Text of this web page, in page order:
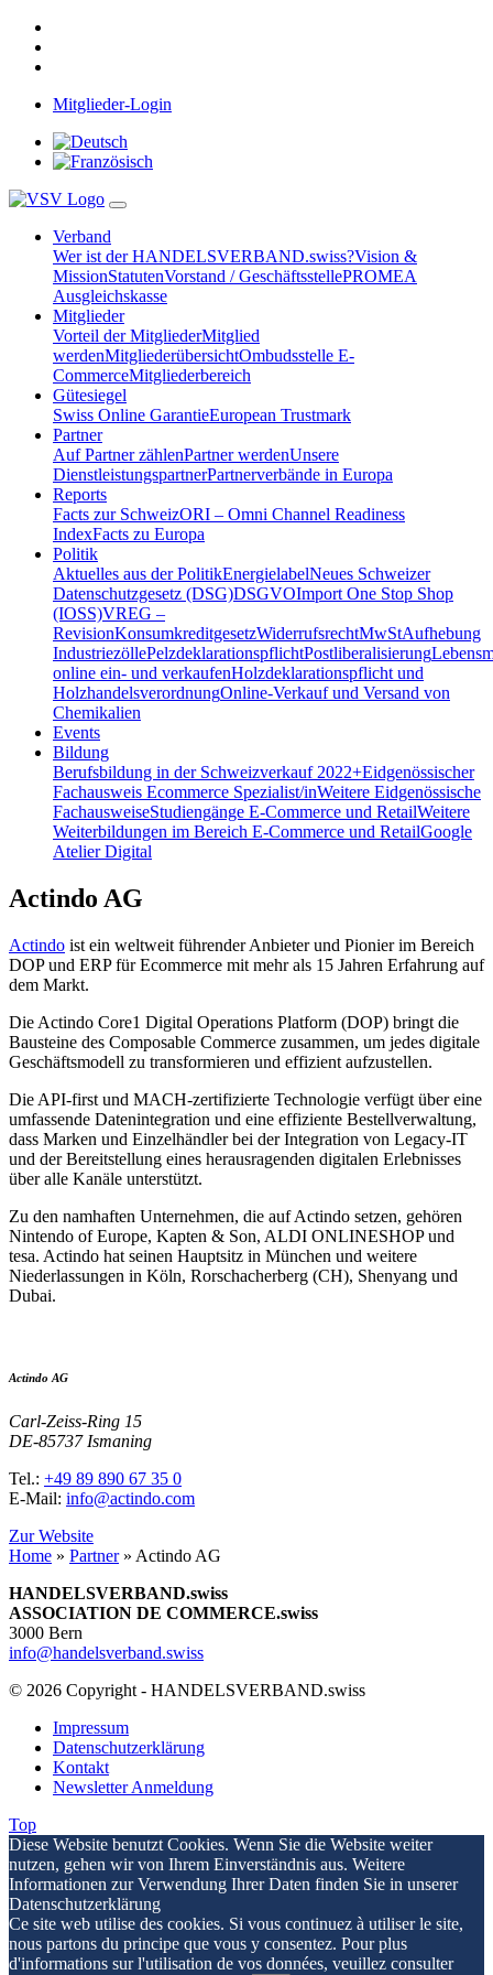
Mitglieder-Login
Verband
Wer ist der HANDELSVERBAND.swiss?Vision &
MissionStatutenVorstand / GeschäftsstellePROMEA
Ausgleichskasse
Mitglieder
Vorteil der MitgliederMitglied
werdenMitgliederübersichtOmbudsstelle E-
CommerceMitgliederbereich
Gütesiegel
Swiss Online GarantieEuropean Trustmark
Partner
Auf Partner zählenPartner werdenUnsere
DienstleistungspartnerPartnerverbände in Europa
Reports
Facts zur SchweizORI – Omni Channel Readiness
IndexFacts zu Europa
Politik
Aktuelles aus der PolitikEnergielabelNeues Schweizer
Datenschutzgesetz (DSG)DSGVOImport One Stop Shop
(IOSS)VREG –
RevisionKonsumkreditgesetzWiderrufsrechtMwStAufhebung
IndustriezöllePelzdeklarationspflichtPostliberalisierung
online ein- und verkaufenHolzdeklarationspflicht und
HolzhandelsverordnungOnline-Verkauf und Versand von
Chemikalien
Events
Bildung
Berufsbildung in der Schweizverkauf 2022+Eidgenössischer
Fachausweis Ecommerce Spezialist/inWeitere Eidgenössische
FachausweiseStudiengänge E-Commerce und RetailWeitere
Weiterbildungen im Bereich E-Commerce und RetailGoogle
Atelier Digital
Actindo AG
Actindo ist ein weltweit führender Anbieter und Pionier im Bereich
DOP und ERP für Ecommerce mit mehr als 15 Jahren Erfahrung auf
dem Markt.
Die Actindo Core1 Digital Operations Platform (DOP) bringt die
Bausteine des Composable Commerce zusammen, um jedes digitale
Geschäftsmodell zu transformieren und effizient aufzustellen.
Die API-first und MACH-zertifizierte Technologie verfügt über eine
umfassende Datenintegration und eine effiziente Bestellverwaltung,
dass Marken und Einzelhändler bei der Integration von Legacy-IT
und der Bereitstellung eines herausragenden digitalen Erlebnisses
über alle Kanäle unterstützt.
Zu den namhaften Unternehmen, die auf Actindo setzen, gehören
Nintendo of Europe, Kapten & Son, ALDI ONLINESHOP und
tesa. Actindo hat seinen Hauptsitz in München und weitere
Niederlassungen in Köln, Rorschacherberg (CH), Shenyang und
Dubai.
Actindo AG
Carl-Zeiss-Ring 15
DE-85737 Ismaning
Tel.: +49 89 890 67 35 0
E-Mail: info@actindo.com
Zur Website
Home » Partner» Actindo AG
HANDELSVERBAND.swiss
ASSOCIATION DE COMMERCE.swiss
3000 Bern
info@handelsverband.swiss
© 2026 Copyright - HANDELSVERBAND.swiss
Impressum
Datenschutzerklärung
Kontakt
Newsletter Anmeldung
Top
Diese Website benutzt Cookies. Wenn Sie die Website weiter
nutzen, gehen wir von Ihrem Einverständnis aus. Weitere
Informationen zur Verwendung Ihrer Daten finden Sie in unserer
Datenschutzerklärung
Ce site web utilise des cookies. Si vous continuez à utiliser le site,
nous partons du principe que vous y consentez. Pour plus
d'informations sur l'utilisation de vos données, veuillez consulter